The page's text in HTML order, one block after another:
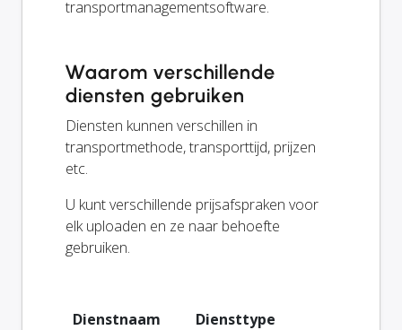
transportmanagementsoftware.
Waarom verschillende
diensten gebruiken
Diensten kunnen verschillen in
transportmethode, transporttijd, prijzen
etc.
U kunt verschillende prijsafspraken voor
elk uploaden en ze naar behoefte
gebruiken.
Dienstnaam
Diensttype